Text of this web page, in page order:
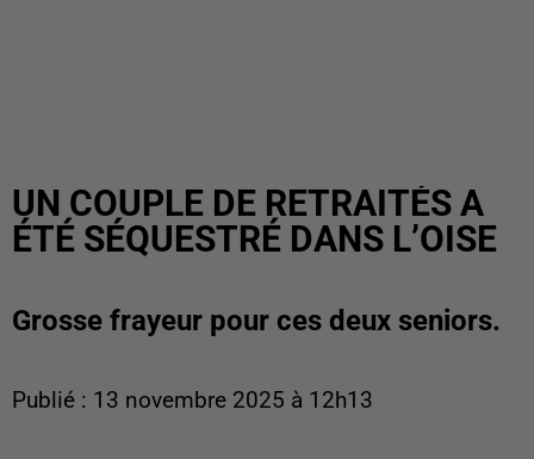
UN COUPLE DE RETRAITÉS A
ÉTÉ SÉQUESTRÉ DANS L’OISE
Grosse frayeur pour ces deux seniors.
Publié : 13 novembre 2025 à 12h13